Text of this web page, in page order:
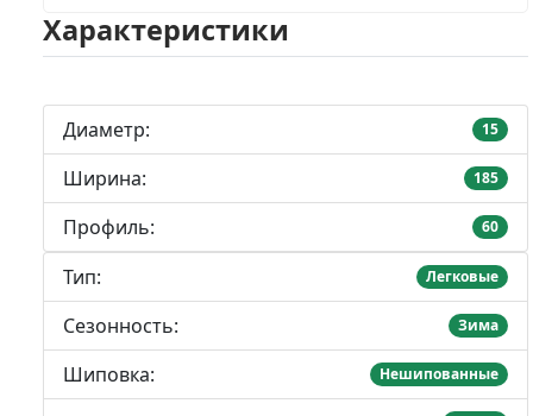
Характеристики
Диаметр: 15
Ширина: 185
Профиль: 60
Тип: Легковые
Сезонность: Зима
Шиповка: Нешипованные